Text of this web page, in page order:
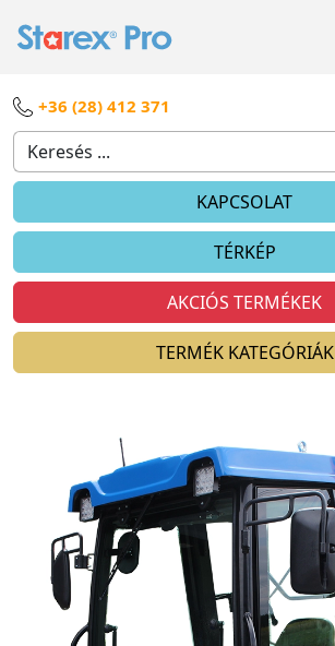
+36 (28) 412 371
KAPCSOLAT
TÉRKÉP
AKCIÓS TERMÉKEK
TERMÉK KATEGÓRIÁK